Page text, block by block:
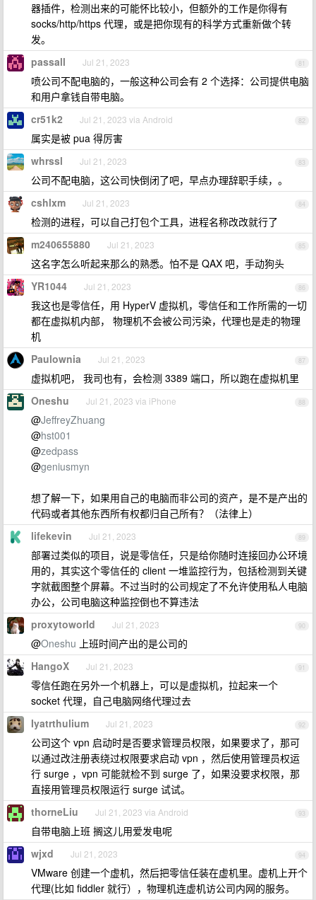
器插件，检测出来的可能怀比较小，但额外的工作是你得有
socks/http/https 代理，或是把你现有的科学方式重新做个转
发。
81
passall Jul 21, 2023
喷公司不配电脑的，一般这种公司会有 2 个选择：公司提供电脑
和用户拿钱自带电脑。
82
cr51k2 Jul 21, 2023 via Android
属实是被 pua 得厉害
83
whrssl Jul 21, 2023
公司不配电脑，这公司快倒闭了吧，早点办理辞职手续，。
84
cshlxm Jul 21, 2023
检测的进程，可以自己打包个工具，进程名称改改就行了
85
m240655880 Jul 21, 2023
这名字怎么听起来那么的熟悉。怕不是 QAX 吧，手动狗头
86
YR1044 Jul 21, 2023
我这也是零信任，用 HyperV 虚拟机，零信任和工作所需的一切
都在虚拟机内部， 物理机不会被公司污染，代理也是走的物理
机
87
Paulownia Jul 21, 2023
虚拟机吧， 我司也有，会检测 3389 端口，所以跑在虚拟机里
88
Oneshu Jul 21, 2023 via iPhone
@JeffreyZhuang
@hst001
@zedpass
@geniusmyn
想了解一下，如果用自己的电脑而非公司的资产，是不是产出的
代码或者其他东西所有权都归自己所有？（法律上）
89
lifekevin Jul 21, 2023
部署过类似的项目，说是零信任，只是给你随时连接回办公环境
用的，其实这个零信任的 client 一堆监控行为，包括检测到关键
字就截图整个屏幕。不过当时的公司规定了不允许使用私人电脑
办公，公司电脑这种监控倒也不算违法
90
proxytoworld Jul 21, 2023
@Oneshu 上班时间产出的是公司的
91
HangoX Jul 21, 2023
零信任跑在另外一个机器上，可以是虚拟机，拉起来一个
socket 代理，自己电脑网络代理过去
92
Iyatrthulium Jul 21, 2023
公司这个 vpn 启动时是否要求管理员权限，如果要求了，那可
以通过改注册表绕过权限要求启动 vpn ，然后使用管理员权运
行 surge ，vpn 可能就检不到 surge 了，如果没要求权限，那
直接用管理员权限运行 surge 试试。
93
thorneLiu Jul 21, 2023 via Android
自带电脑上班 搁这儿用爱发电呢
94
wjxd Jul 21, 2023
VMware 创建一个虚机，然后把零信任装在虚机里。虚机上开个
代理(比如 fiddler 就行），物理机连虚机访公司内网的服务。